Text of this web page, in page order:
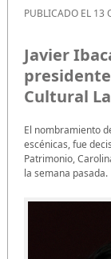
PUBLICADO EL 13
Javier
Cultural
El nombramiento
escénicas, fue
Patrimonio,
la semana pasada.